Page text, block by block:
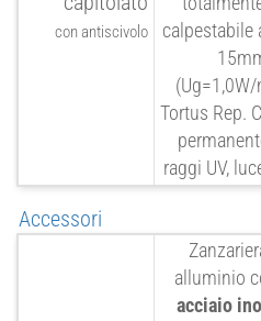
con antiscivolo
calpestabile
(Ug=1,0W/
Tortus Rep.
raggi UV,
Accessori
alluminio
acciaio